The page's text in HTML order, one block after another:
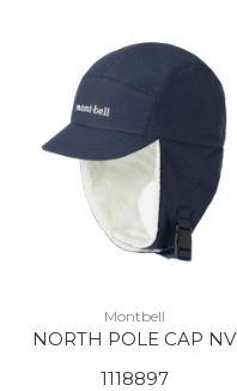
Montbell
NORTH POLE CAP NV
1118897